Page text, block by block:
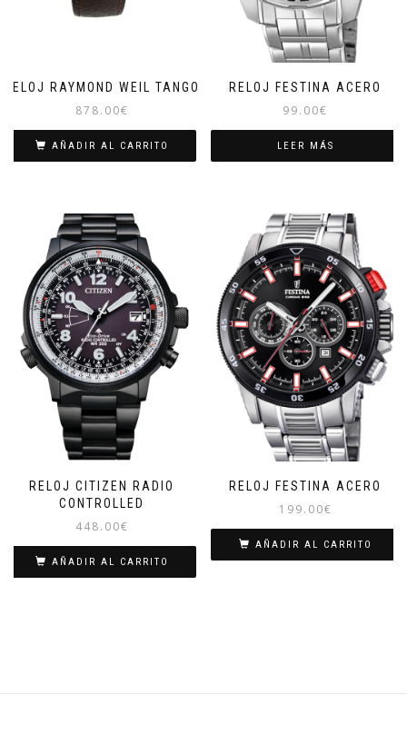
RELOJ RAYMOND WEIL TANGO
878.00€
AÑADIR AL CARRITO
RELOJ FESTINA ACERO
99.00€
LEER MÁS
RELOJ CITIZEN RADIO
CONTROLLED
448.00€
AÑADIR AL CARRITO
RELOJ FESTINA ACERO
199.00€
AÑADIR AL CARRITO